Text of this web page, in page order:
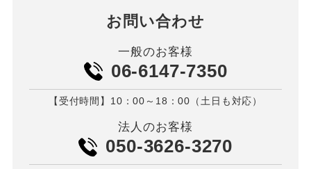
お問い合わせ
一般のお客様
06-6147-7350
【受付時間】10：00～18：00（土日も対応）
法人のお客様
050-3626-3270